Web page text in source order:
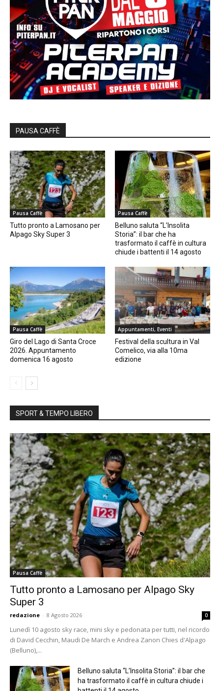
PAUSA CAFFÈ
Pausa Caffè
Tutto pronto a Lamosano per
Alpago Sky Super 3
Pausa Caffè
Belluno saluta “L’Insolita
Storia”: il bar che ha
trasformato il caffè in cultura
chiude i battenti il 14 agosto
Pausa Caffè
Giro del Lago di Santa Croce
2026. Appuntamento
domenica 16 agosto
Appuntamenti, Eventi
Festival della scultura in Val
Comelico, via alla 10ma
edizione
SPORT & TEMPO LIBERO
Pausa Caffè
Tutto pronto a Lamosano per Alpago Sky
Super 3
redazione - 8 Agosto 2026 0
Lunedì 10 agosto sky race, mini sky e pedonata per tutti, nel ricordo
di David Cecchin, Maudi De March e Andrea Zanon Chies d'Alpago
(Belluno),...
Belluno saluta “L’Insolita Storia”: il bar che
ha trasformato il caffè in cultura chiude i